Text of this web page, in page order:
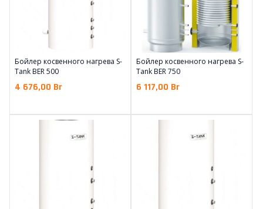
Бойлер косвенного нагрева S-
Tank BER 500
4 676,00 Br
Бойлер косвенного нагрева S-
Tank BER 750
6 117,00 Br